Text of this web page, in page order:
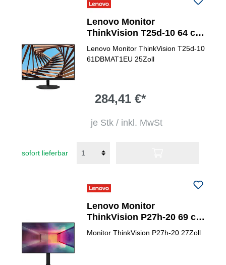
Lenovo Monitor
ThinkVision T25d-10 64 cm
(25")
Lenovo Monitor ThinkVision T25d-10
61DBMAT1EU 25Zoll
284,41 €*
je Stk / inkl. MwSt
sofort lieferbar
Lenovo Monitor
ThinkVision P27h-20 69 cm
(27")
Monitor ThinkVision P27h-20 27Zoll